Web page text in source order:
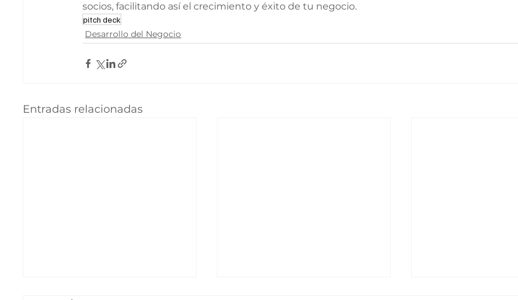
socios, facilitando así el crecimiento y éxito de tu negocio.
pitch deck
Desarrollo del Negocio
Entradas relacionadas